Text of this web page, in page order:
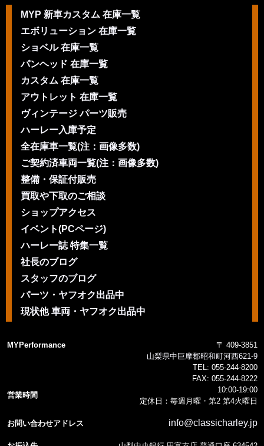
MYP 新車カスタム 在庫一覧
エボリューション 在庫一覧
ショベル 在庫一覧
パンヘッド 在庫一覧
カスタム 在庫一覧
アウトレット 在庫一覧
ヴィンテージ パーツ販売
ハーレー入庫予定
全在庫車一覧(注：画像多数)
ご契約済車両一覧(注：画像多数)
整備・保証付販売
買取や下取のご相談
ショップアクセス
イベント(PCページ)
ハーレー誌 特集一覧
社長のブログ
スタッフのブログ
パーツ・ヤフオク出品中
現状他 車両・ヤフオク出品中
MYPerformance
〒 409-3851
山梨県中巨摩郡昭和町河西621-9
TEL: 055-244-8200
FAX: 055-244-8222
営業時間
10:00-19:00
定休日：毎週月曜・第2 第4火曜日
お問い合わせアドレス info@classicharley.jp